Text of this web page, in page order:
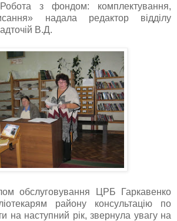
з фондом: комплектування,
надала редактор відділу
В.Д.
обслуговування ЦРБ Гаркавенко
району консультацію по
на наступний рік, звернула увагу на